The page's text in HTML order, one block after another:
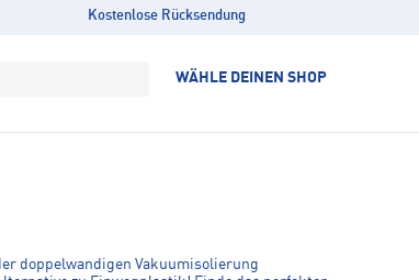
Kostenlose Rücksendung
WÄHLE DEINEN SHOP
doppelwandigen Vakuumisolierung